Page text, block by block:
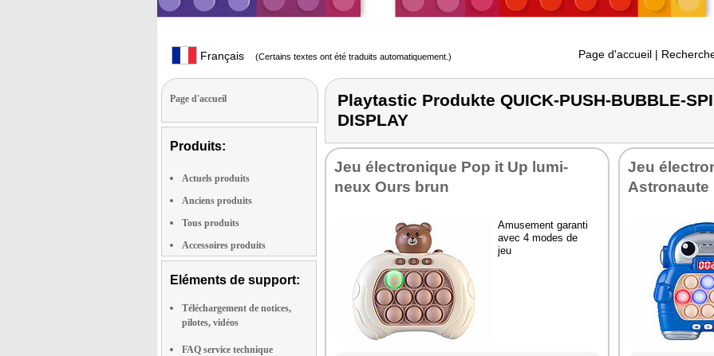
Français (Certains textes ont été traduits automatiquement.) Page d'accueil |
Page d'accueil
Produits:
Actuels produits
Anciens produits
Tous produits
Accessoires produits
Eléments de support:
Téléchargement de notices,
pilotes, vidéos
FAQ service technique
Playtastic Produkte QUICK-PUSH-BUBBLE-
DISPLAY
Jeu élec­tro­nique Pop it Up lumi­
neux Ours brun
Amu­se­ment garanti
avec 4 modes de
jeu
Jeu
Astro­naute